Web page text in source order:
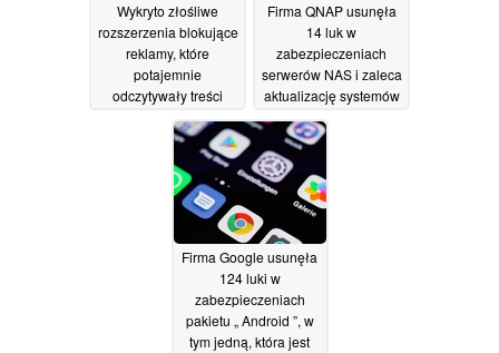
Wykryto złośliwe
rozszerzenia blokujące
reklamy, które
potajemnie
odczytywały treści
prowadzonych za
pomocą sztucznej
inteligencji30/06/2026
Firma QNAP usunęła
14 luk w
zabezpieczeniach
serwerów NAS i zaleca
aktualizację systemów
29/06/2026
Firma Google usunęła
124 luki w
zabezpieczeniach
pakietu „ Android ”, w
tym jedną, która jest